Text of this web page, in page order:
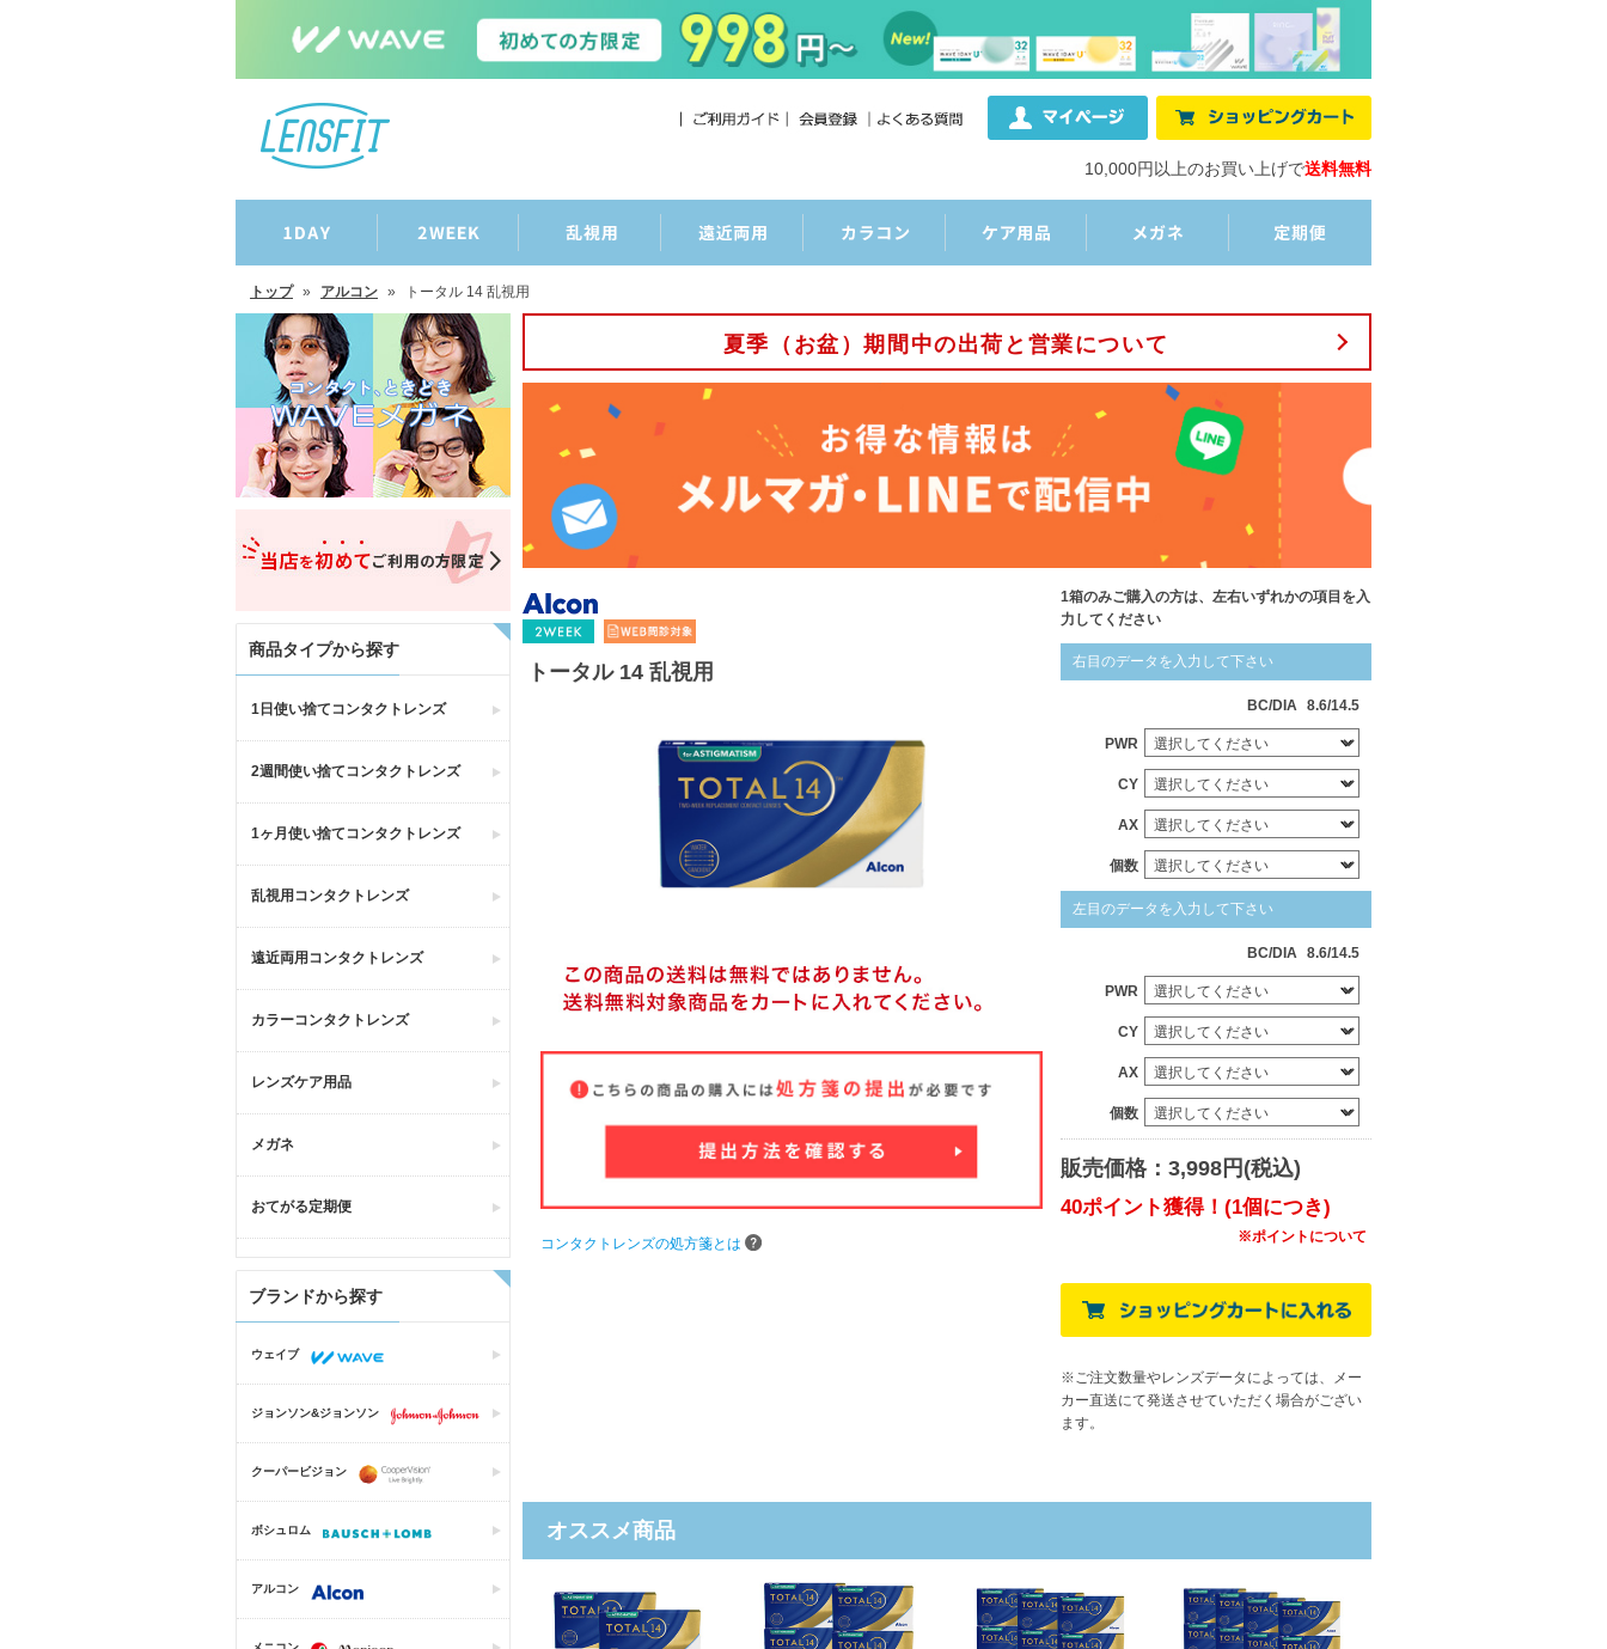
10,000円以上のお買い上げで送料無料
トップ » アルコン » トータル 14 乱視用
商品タイプから探す
1日使い捨てコンタクトレンズ
2週間使い捨てコンタクトレンズ
1ヶ月使い捨てコンタクトレンズ
乱視用コンタクトレンズ
遠近両用コンタクトレンズ
カラーコンタクトレンズ
レンズケア用品
メガネ
おてがる定期便
ブランドから探す
ウェイブ
ジョンソン&ジョンソン
クーパービジョン
ボシュロム
アルコン
夏季（お盆）期間中の出荷と営業について
トータル 14 乱視用
コンタクトレンズの処方箋とは
1箱のみご購入の方は、左右いずれかの項目を入
力してください
右目のデータを入力して下さい
BC/DIA 8.6/14.5
PWR
CY
AX
個数
左目のデータを入力して下さい
BC/DIA 8.6/14.5
PWR
CY
AX
個数
販売価格：3,998円(税込)
40ポイント獲得！(1個につき)
※ポイントについて
※ご注文数量やレンズデータによっては、メー
カー直送にて発送させていただく場合がござい
ます。
オススメ商品